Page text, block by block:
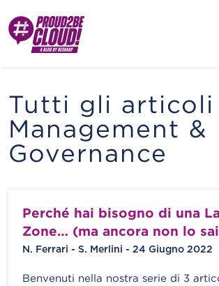
Tutti gli articoli
Management &
Governance
Perché hai bisogno di una
Zone… (ma ancora non lo
N. Ferrari - S. Merlini - 24 Giugno 2022
Benvenuti nella nostra serie di 3